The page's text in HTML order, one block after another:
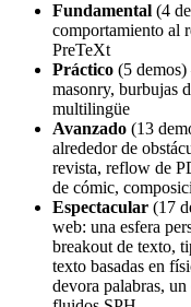
Fundamental (4
comportamiento al
PreTeXt
Práctico (5
masonry, burbujas
multilingüe
Avanzado (13
alrededor de
revista, reflow de
de cómic,
Espectacular (17
web: una esfera
breakout de texto,
texto basadas en
devora palabras,